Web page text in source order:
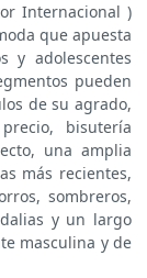
Internacional )
que apuesta
y adolescentes
pueden
de su agrado,
bisutería
una amplia
más recientes,
sombreros,
y un largo
masculina y de